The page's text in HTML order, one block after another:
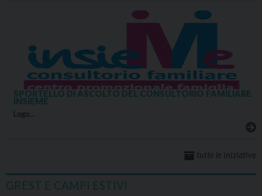
SPORTELLO DI ASCOLTO DEL CONSULTORIO FAMILIARE
INSIEME
Logo…
tutte le iniziative
GREST E CAMPI ESTIVI